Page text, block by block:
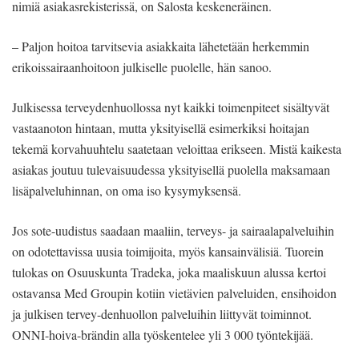
nimiä asiakasrekisterissä, on Salosta keskeneräinen.
– Paljon hoitoa tarvitsevia asiakkaita lähetetään herkemmin
erikoissairaanhoitoon julkiselle puolelle, hän sanoo.
Julkisessa terveydenhuollossa nyt kaikki toimenpiteet sisältyvät
vastaanoton hintaan, mutta yksityisellä esimerkiksi hoitajan
tekemä korvahuuhtelu saatetaan veloittaa erikseen. Mistä kaikesta
asiakas joutuu tulevaisuudessa yksityisellä puolella maksamaan
lisäpalveluhinnan, on oma iso kysymyksensä.
Jos sote-uudistus saadaan maaliin, terveys- ja sairaalapalveluihin
on odotettavissa uusia toimijoita, myös kansainvälisiä. Tuorein
tulokas on Osuuskunta Tradeka, joka maaliskuun alussa kertoi
ostavansa Med Groupin kotiin vietävien palveluiden, ensihoidon
ja julkisen tervey-denhuollon palveluihin liittyvät toiminnot.
ONNI-hoiva-brändin alla työskentelee yli 3 000 työntekijää.